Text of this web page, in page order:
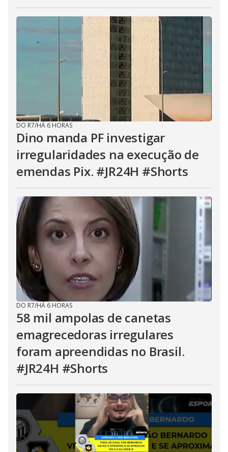
DO R7/HÁ 6 HORAS
Dino manda PF investigar
irregularidades na execução de
emendas Pix. #JR24H #Shorts
DO R7/HÁ 6 HORAS
58 mil ampolas de canetas
emagrecedoras irregulares
foram apreendidas no Brasil.
#JR24H #Shorts